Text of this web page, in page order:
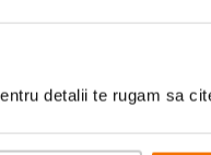
detalii te rugam sa